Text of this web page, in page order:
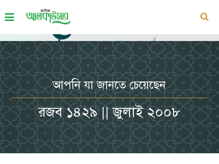
আপনি যা জানতে চেয়েছেন
রজব ১৪২৯ || জুলাই ২০০৮